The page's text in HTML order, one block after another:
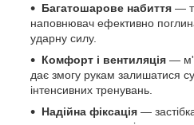
Багатошарове набиття —
наповнювач ефективно
ударну силу.
Комфорт і вентиляція —
дає змогу рукам залишатися
інтенсивних тренувань.
Надійна фіксація —